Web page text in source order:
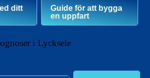
ditt
Guide för att bygga
en uppfart
i Lycksele